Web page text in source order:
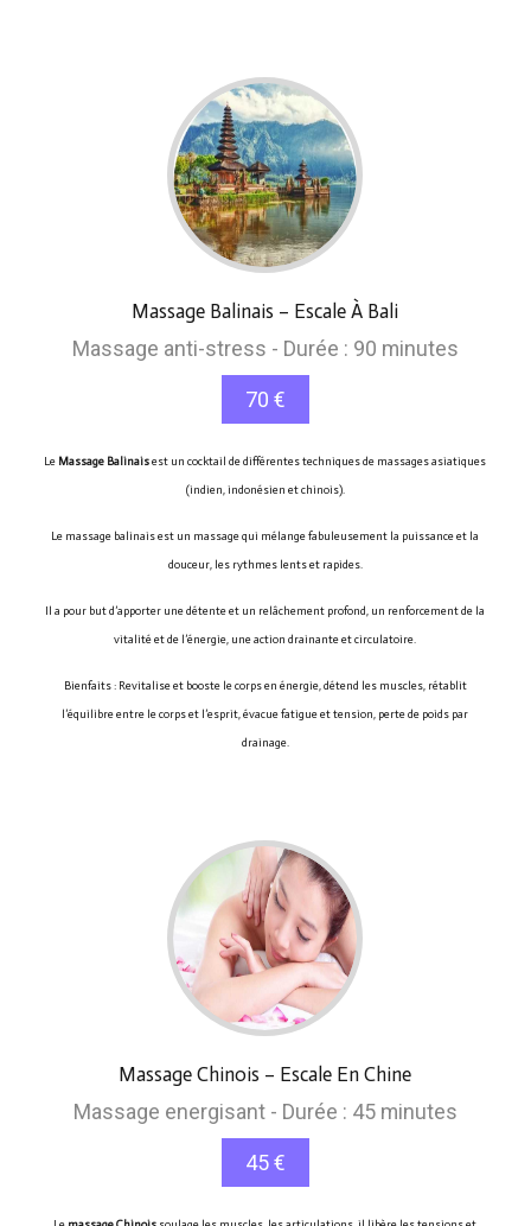
Massage Balinais – Escale À Bali
Massage anti-stress - Durée : 90 minutes
70 €
Le Massage Balinaisest un cocktail de différentes techniques de massages asiatiques
(indien, indonésien et chinois).
Le massage balinais est un massage qui mélange fabuleusement la puissance et la
douceur, les rythmes lents et rapides.
Il a pour but d’apporter une détente et un relâchement profond, un renforcement de la
vitalité et de l’énergie, une action drainante et circulatoire.
Bienfaits : Revitalise et booste le corps en énergie, détend les muscles, rétablit
l’équilibre entre le corps et l’esprit, évacue fatigue et tension, perte de poids par
drainage.
Massage Chinois – Escale En Chine
Massage energisant - Durée : 45 minutes
45 €